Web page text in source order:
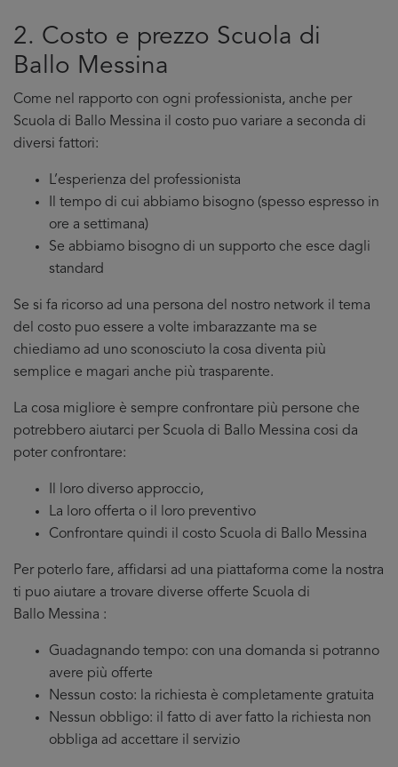
2. Costo e prezzo Scuola di
Ballo Messina
Come nel rapporto con ogni professionista, anche per
Scuola di Ballo Messina il costo puo variare a seconda di
diversi fattori:
L’esperienza del professionista
Il tempo di cui abbiamo bisogno (spesso espresso in
ore a settimana)
Se abbiamo bisogno di un supporto che esce dagli
standard
Se si fa ricorso ad una persona del nostro network il tema
del costo puo essere a volte imbarazzante ma se
chiediamo ad uno sconosciuto la cosa diventa più
semplice e magari anche più trasparente.
La cosa migliore è sempre confrontare più persone che
potrebbero aiutarci per Scuola di Ballo Messina cosi da
poter confrontare:
Il loro diverso approccio,
La loro offerta o il loro preventivo
Confrontare quindi il costo Scuola di Ballo Messina
Per poterlo fare, affidarsi ad una piattaforma come la nostra
ti puo aiutare a trovare diverse offerte Scuola di
Ballo Messina :
Guadagnando tempo: con una domanda si potranno
avere più offerte
Nessun costo: la richiesta è completamente gratuita
Nessun obbligo: il fatto di aver fatto la richiesta non
obbliga ad accettare il servizio